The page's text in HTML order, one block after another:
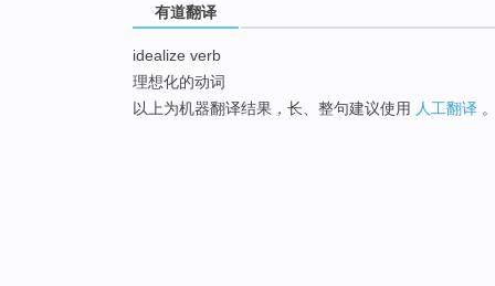
有道翻译
idealize verb
理想化的动词
以上为机器翻译结果，长、整句建议使用 人工翻译